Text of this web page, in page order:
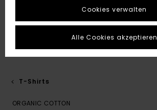
T-Shirts
ORGANIC COTTON
Cookies verwalten
Alle Cookies akzeptieren